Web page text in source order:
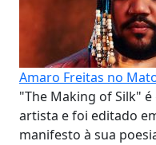
Amaro Freitas no
"The Making of Silk"
artista e foi editado
manifesto à sua